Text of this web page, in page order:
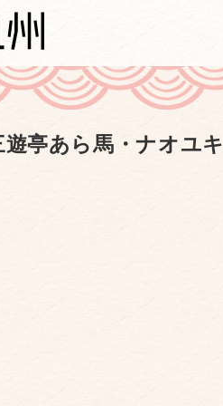
亭あら馬・ナオユキ